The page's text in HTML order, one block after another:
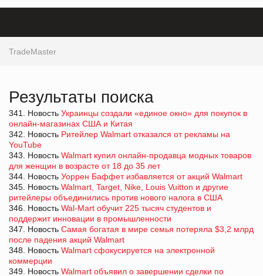
TradeMaster
Результаты поиска
341. Новость Украинцы создали «единое окно» для покупок в
онлайн-магазинах США и Китая
342. Новость Ритейлер Walmart отказался от рекламы на
YouTube
343. Новость Walmart купил онлайн-продавца модных товаров
для женщин в возрасте от 18 до 35 лет
344. Новость Уоррен Баффет избавляется от акций Walmart
345. Новость Walmart, Target, Nike, Louis Vuitton и другие
ритейлеры объединились против нового налога в США
346. Новость Wal-Mart обучит 225 тысяч студентов и
поддержит инновации в промышленности
347. Новость Самая богатая в мире семья потеряла $3,2 млрд
после падения акций Walmart
348. Новость Walmart сфокусируется на электронной
коммерции
349. Новость Walmart объявил о завершении сделки по